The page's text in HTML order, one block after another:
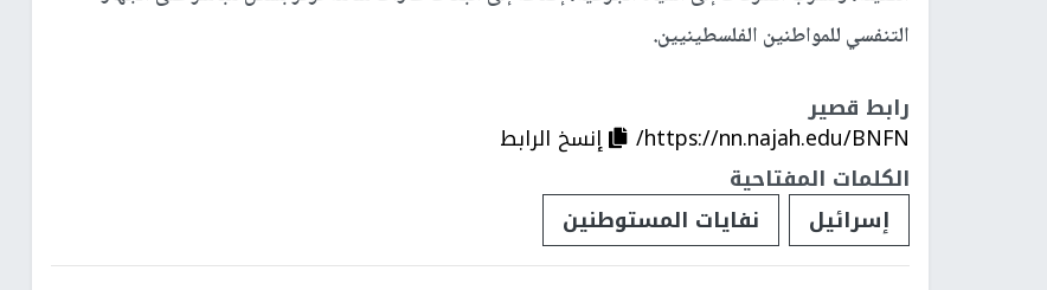
التنفسي للمواطنين الفلسطينيين.
رابط قصير
https://nn.najah.edu/BNFN/
إنسخ الرابط
الكلمات المفتاحية
إسرائيل
نفايات المستوطنين